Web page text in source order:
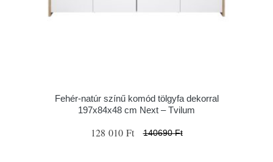
Fehér-natúr színű komód tölgyfa dekorral
197x84x48 cm Next – Tvilum
128 010 Ft 140690 Ft